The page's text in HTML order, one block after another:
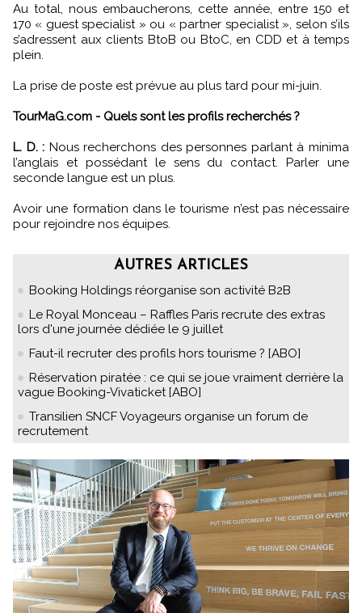
Au total, nous embaucherons, cette année, entre 150 et
170 « guest specialist » ou « partner specialist », selon s’ils
s’adressent aux clients BtoB ou BtoC, en CDD et à temps
plein.
La prise de poste est prévue au plus tard pour mi-juin.
TourMaG.com - Quels sont les profils recherchés ?
L. D. : Nous recherchons des personnes parlant à minima
l’anglais et possédant le sens du contact. Parler une
seconde langue est un plus.
Avoir une formation dans le tourisme n’est pas nécessaire
pour rejoindre nos équipes.
AUTRES ARTICLES
Booking Holdings réorganise son activité B2B
Le Royal Monceau – Raffles Paris recrute des extras
lors d'une journée dédiée le 9 juillet
Faut-il recruter des profils hors tourisme ? [ABO]
Réservation piratée : ce qui se joue vraiment derrière la
vague Booking-Vivaticket [ABO]
Transilien SNCF Voyageurs organise un forum de
recrutement